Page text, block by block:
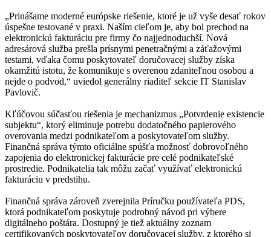
„Prinášame moderné európske riešenie, ktoré je už vyše desať rokov
úspešne testované v praxi. Naším cieľom je, aby bol prechod na
elektronickú fakturáciu pre firmy čo najjednoduchší. Nová
adresárová služba prešla prísnymi penetračnými a záťažovými
testami, vďaka čomu poskytovateľ doručovacej služby získa
okamžitú istotu, že komunikuje s overenou zdaniteľnou osobou a
nejde o podvod,“ uviedol generálny riaditeľ sekcie IT Stanislav
Pavlovič.
Kľúčovou súčasťou riešenia je mechanizmus „Potvrdenie existencie
subjektu“, ktorý eliminuje potrebu dodatočného papierového
overovania medzi podnikateľom a poskytovateľom služby.
Finančná správa týmto oficiálne spúšťa možnosť dobrovoľného
zapojenia do elektronickej fakturácie pre celé podnikateľské
prostredie. Podnikatelia tak môžu začať využívať elektronickú
fakturáciu v predstihu.
Finančná správa zároveň zverejnila Príručku používateľa PDS,
ktorá podnikateľom poskytuje podrobný návod pri výbere
digitálneho poštára. Dostupný je tiež aktuálny zoznam
certifikovaných poskytovateľov doručovacej služby, z ktorého si